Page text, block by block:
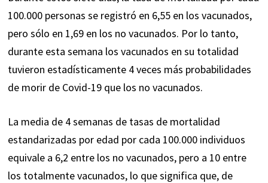
100.000 personas se registró en 6,55 en los vacunados,
pero sólo en 1,69 en los no vacunados. Por lo tanto,
durante esta semana los vacunados en su totalidad
tuvieron estadísticamente 4 veces más probabilidades
de morir de Covid-19 que los no vacunados.
La media de 4 semanas de tasas de mortalidad
estandarizadas por edad por cada 100.000 individuos
equivale a 6,2 entre los no vacunados, pero a 10 entre
los totalmente vacunados, lo que significa que, de